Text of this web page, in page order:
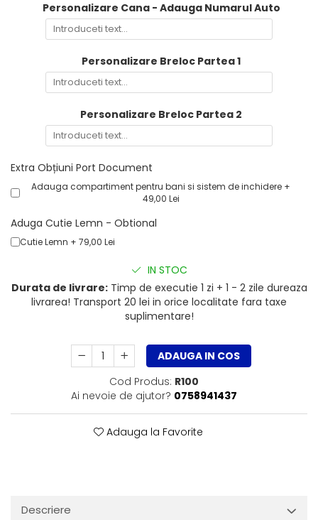
Personalizare Cana - Adauga Numarul Auto
Personalizare Breloc Partea 1
Personalizare Breloc Partea 2
Extra Obțiuni Port Document
Adauga compartiment pentru bani si sistem de inchidere +
49,00 Lei
Aduga Cutie Lemn - Obtional
Cutie Lemn + 79,00 Lei
IN STOC
Durata de livrare:Timp de executie 1 zi + 1 - 2 zile dureaza
livrarea! Transport 20 lei in orice localitate fara taxe
suplimentare!
ADAUGA IN COS
Cod Produs: R100
Ai nevoie de ajutor? 0758941437
Adauga la Favorite
Descriere